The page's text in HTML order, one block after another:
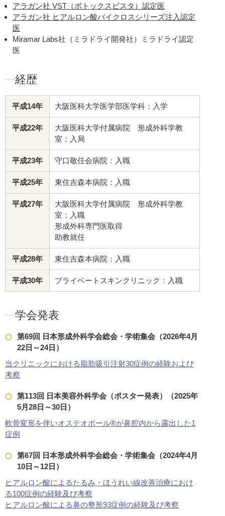
アラガン社 VST（ボトックスビスタ）認定医
アラガン社 ヒアルロン酸バイクロスシリーズ注入認定
医
Miramar Labs社（ミラドライ開発社）ミラドライ認定
医
経歴
平成14年 大阪医科大学医学部医学科：入学
平成22年
大阪医科大学付属病院 形成外科学教
室：入局
平成23年 守口敬任会病院：入職
平成25年 東住吉森本病院：入職
平成27年
大阪医科大学付属病院 形成外科学教
室：入職
形成外科専門医取得
助教就任
平成28年 東住吉森本病院：入職
平成30年 プライベートスキンクリニック：入職
学会発表
第69回 日本形成外科学会総会・学術集会（2026年4月
22日～24日）
当クリニックにおける脂肪吸引注射30症例の経験および
考察
第113回 日本美容外科学会（ポスター発表）（2025年
5月28日～30日）
軟骨変形を伴いオステオポール®︎が鼻腔内から露出した1
症例
第67回 日本形成外科学会総会・学術集会（2024年4月
10日～12日）
ヒアルロン酸によるたるみ・ほうれい線改善治療におけ
る100症例の経験及び考察
ヒアルロン酸による鼻の整形93症例の経験及び考察